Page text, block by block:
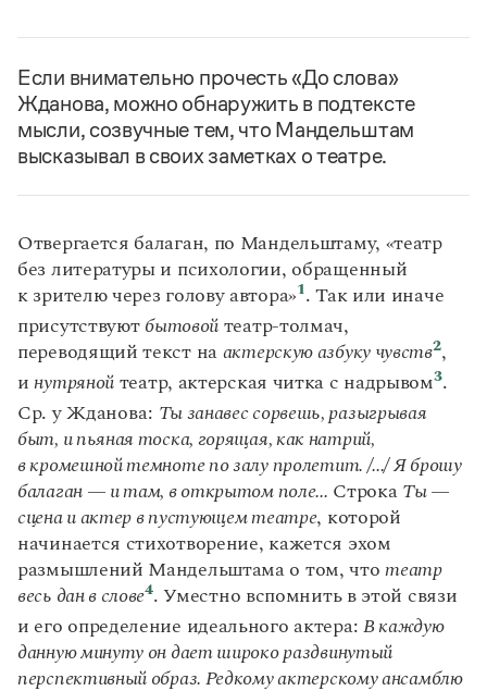
Учебники и справочники
Все книги
Если внимательно прочесть «До слова»
Жданова, можно обнаружить в подтексте
мысли, созвучные тем, что Мандельштам
высказывал в своих заметках о театре.
Отвергается балаган, по Мандельштаму, «театр
без литературы и психологии, обращенный
к зрителю через голову автора»1. Так или иначе
присутствуют бытовой театр-толмач,
переводящий текст на актерскую азбуку чувств2,
инутряной театр, актерская читка с надрывом3.
Ср. у Жданова: Ты занавес сорвешь, разыгрывая
быт, и пьяная тоска, горящая, как натрий,
в кромешной темноте по залу пролетит. /.../ Я брошу
балаган — и там, в открытом поле... Строка Ты —
сцена и актер в пустующем театре, которой
начинается стихотворение, кажется эхом
размышлений Мандельштама о том, чтотеатр
весь дан в слове4. Уместно вспомнить в этой связи
и его определение идеального актера: В каждую
данную минуту он дает широко раздвинутый
перспективный образ. Редкому актерскому ансамблю